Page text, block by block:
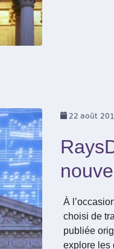
22 août
À
choisi de
publiée
explore les